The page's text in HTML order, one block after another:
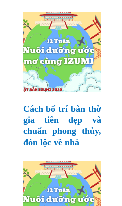
Cách bố trí bàn thờ
gia tiên đẹp và
chuẩn phong thủy,
đón lộc về nhà